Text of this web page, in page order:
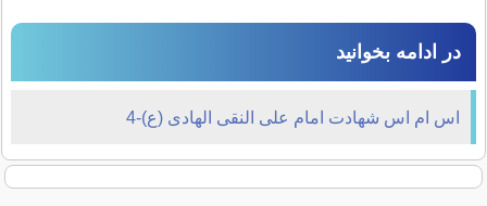
در ادامه بخوانید
اس ام اس شهادت امام علی النقی الهادی (ع)-4